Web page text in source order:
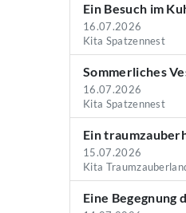
Ein Besuch im
16.07.2026
Kita Spatzennest
Sommerliches
16.07.2026
Kita Spatzennest
Ein
15.07.2026
Kita
Eine Begegnung